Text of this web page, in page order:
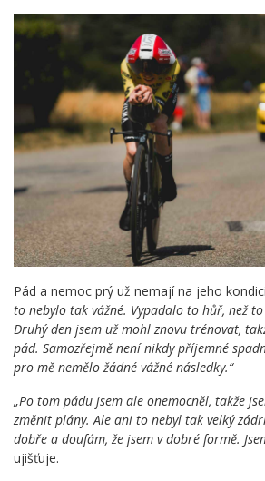
Pád a nemoc prý už nemají na jeho
to nebylo tak vážné. Vypadalo to hůř, než
Druhý den jsem už mohl znovu trénovat,
pád. Samozřejmě není nikdy příjemné
pro mě nemělo žádné vážné následky.“
„Po tom pádu jsem ale onemocněl, takže
změnit plány. Ale ani to nebyl tak velký
dobře a doufám, že jsem v dobré formě.
ujišťuje.